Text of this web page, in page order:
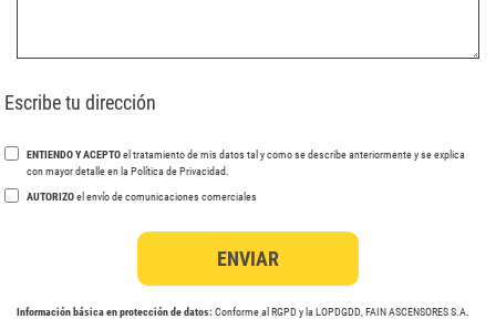
Escribe tu dirección
ENTIENDO Y ACEPTOel tratamiento de mis datos tal y como se describe anteriormente y se explica
con mayor detalle en la Política de Privacidad.
AUTORIZOel envío de comunicaciones comerciales
Información básica en protección de datos: Conforme al RGPD y la LOPDGDD, FAIN ASCENSORES S.A.